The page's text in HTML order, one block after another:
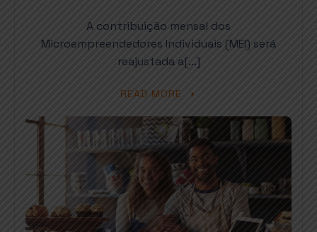
A contribuição mensal dos
Microempreendedores Individuais (MEI) será
reajustada a[…]
READ MORE